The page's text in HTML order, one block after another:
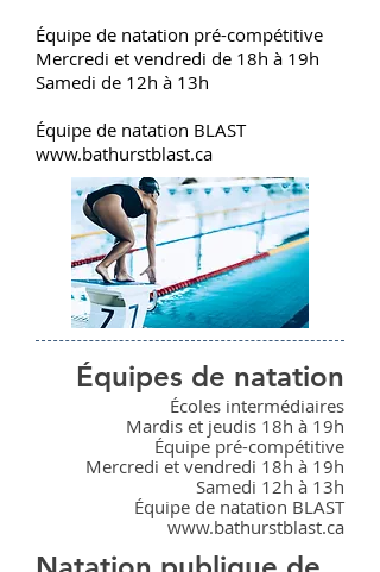
Équipe de natation pré-compétitive
Mercredi et vendredi de 18h à 19h
Samedi de 12h à 13h
Équipe de natation BLAST
www.bathurstblast.ca
Équipes de natation
Écoles intermédiaires
Mardis et jeudis 18h à 19h
Équipe pré-compétitive
Mercredi et vendredi 18h à 19h
Samedi 12h à 13h
Équipe de natation BLAST
www.bathurstblast.ca